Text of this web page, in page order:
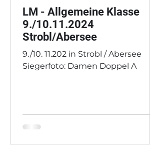
LM - Allgemeine Klasse
9./10.11.2024
Strobl/Abersee
9./10. 11.202 in Strobl / Abersee
Siegerfoto: Damen Doppel A